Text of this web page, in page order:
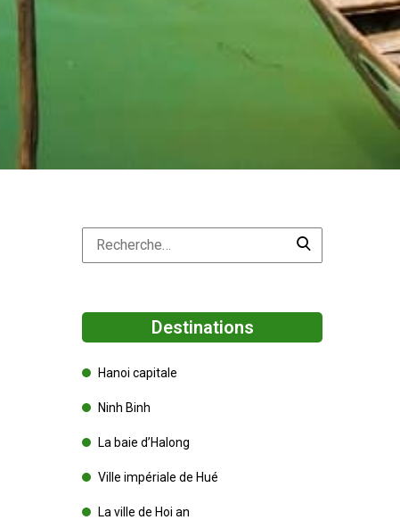
Destinations
Hanoi capitale
Ninh Binh
La baie d’Halong
Ville impériale de Hué
La ville de Hoi an